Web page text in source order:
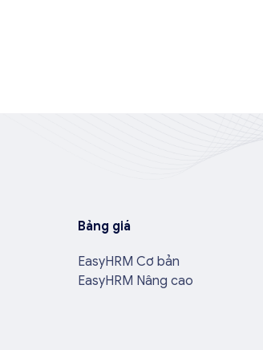
Bảng giá
EasyHRM Cơ bản
EasyHRM Nâng cao